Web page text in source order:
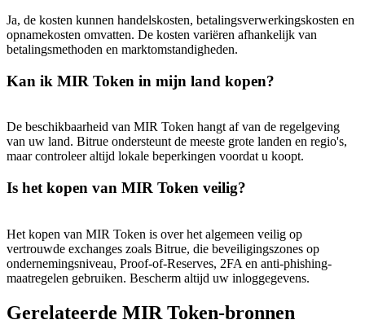
Meer evenementen
Log inAanmelden
Ja, de kosten kunnen handelskosten, betalingsverwerkingskosten en
opnamekosten omvatten. De kosten variëren afhankelijk van
betalingsmethoden en marktomstandigheden.
Kan ik MIR Token in mijn land kopen?
De beschikbaarheid van MIR Token hangt af van de regelgeving
van uw land. Bitrue ondersteunt de meeste grote landen en regio's,
maar controleer altijd lokale beperkingen voordat u koopt.
Is het kopen van MIR Token veilig?
Het kopen van MIR Token is over het algemeen veilig op
vertrouwde exchanges zoals Bitrue, die beveiligingszones op
ondernemingsniveau, Proof-of-Reserves, 2FA en anti-phishing-
maatregelen gebruiken. Bescherm altijd uw inloggegevens.
Gerelateerde MIR Token-bronnen